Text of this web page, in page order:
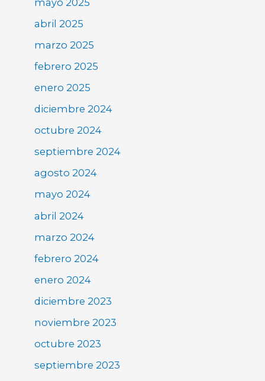
abril 2025
marzo 2025
febrero 2025
enero 2025
diciembre 2024
octubre 2024
septiembre 2024
agosto 2024
mayo 2024
abril 2024
marzo 2024
febrero 2024
enero 2024
diciembre 2023
noviembre 2023
octubre 2023
septiembre 2023